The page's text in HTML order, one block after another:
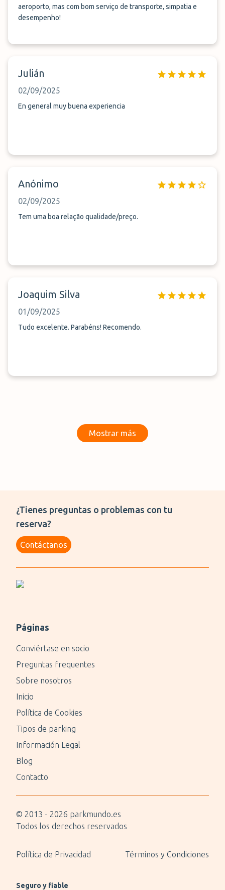
aeroporto, mas com bom serviço de transporte, simpatia e
desempenho!
Julián
02/09/2025
En general muy buena experiencia
Anónimo
02/09/2025
Tem uma boa relação qualidade/preço.
Joaquim Silva
01/09/2025
Tudo excelente. Parabéns! Recomendo.
Mostrar más
¿Tienes preguntas o problemas con tu
reserva?
Contáctanos
Páginas
Conviértase en socio
Preguntas frequentes
Sobre nosotros
Inicio
Política de Cookies
Tipos de parking
Información Legal
Blog
Contacto
© 2013 - 2026 parkmundo.es
Todos los derechos reservados
Política de Privacidad Términos y Condiciones
Seguro y fiable